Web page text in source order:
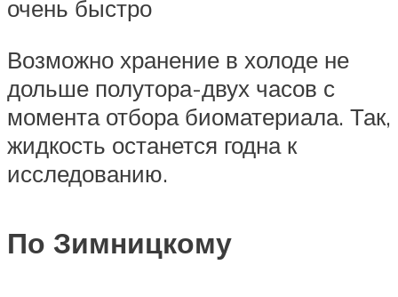
очень быстро
Возможно хранение в холоде не
дольше полутора-двух часов с
момента отбора биоматериала. Так,
жидкость останется годна к
исследованию.
По Зимницкому